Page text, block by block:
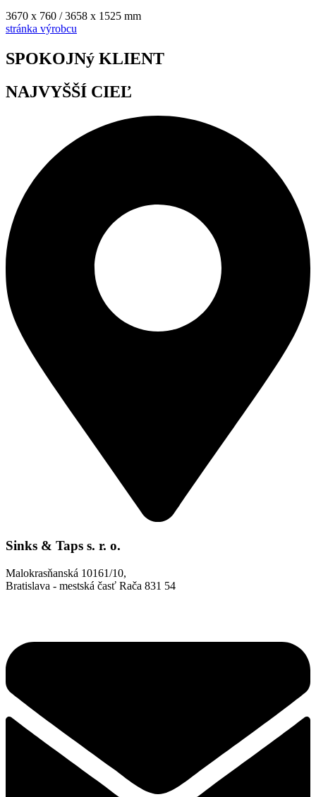
3670 x 760 / 3658 x 1525 mm
stránka výrobcu
SPOKOJNý KLIENT
NAJVYŠŠÍ CIEĽ
Sinks & Taps s. r. o.
Malokrasňanská 10161/10,
Bratislava - mestská časť Rača 831 54